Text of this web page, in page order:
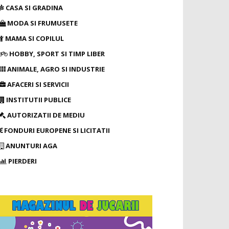
CASA SI GRADINA
MODA SI FRUMUSETE
MAMA SI COPILUL
HOBBY, SPORT SI TIMP LIBER
ANIMALE, AGRO SI INDUSTRIE
AFACERI SI SERVICII
INSTITUTII PUBLICE
AUTORIZATII DE MEDIU
FONDURI EUROPENE SI LICITATII
ANUNTURI AGA
PIERDERI